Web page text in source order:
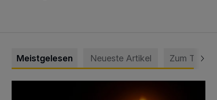
Meistgelesen Neueste Artikel Zum Thema